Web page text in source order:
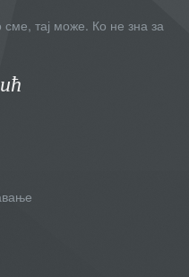
тај може. Ко не зна за